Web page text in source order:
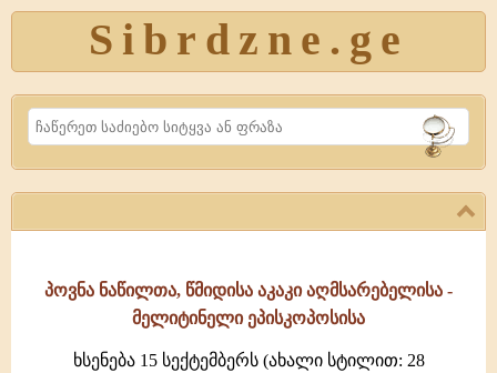
Sibrdzne.ge
Search
პოვნა ნაწილთა, წმიდისა აკაკი აღმსარებელისა -
მელიტინელი ეპისკოპოსისა
ხსენება 15 სექტემბერს (ახალი სტილით: 28